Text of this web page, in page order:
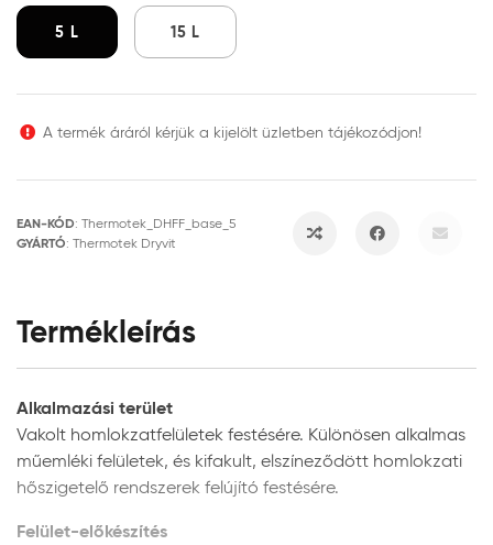
5 L 15 L
A termék áráról kérjük a kijelölt üzletben tájékozódjon!
EAN-KÓD: Thermotek_DHFF_base_5
GYÁRTÓ: Thermotek Dryvit
Termékleírás
Alkalmazási terület
Vakolt homlokzatfelületek festésére. Különösen alkalmas
műemléki felületek, és kifakult, elszíneződött homlokzati
hőszigetelő rendszerek felújító festésére.
Felület-előkészítés